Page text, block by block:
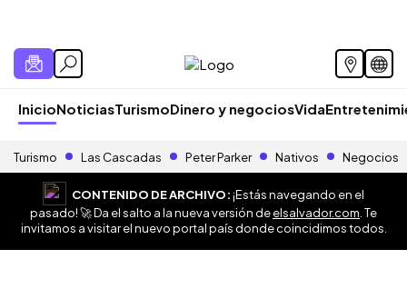
InicioNoticiasTurismoDinero y negociosVida
Turismo Las Cascadas Peter Parker Nativos Negocios
CONTENIDO DE ARCHIVO:¡Estás navegando en el
pasado! 🚀 Da el salto a la nueva versión deelsalvador.com . Te
invitamos a visitar el nuevo portal país donde coincidimos todos.